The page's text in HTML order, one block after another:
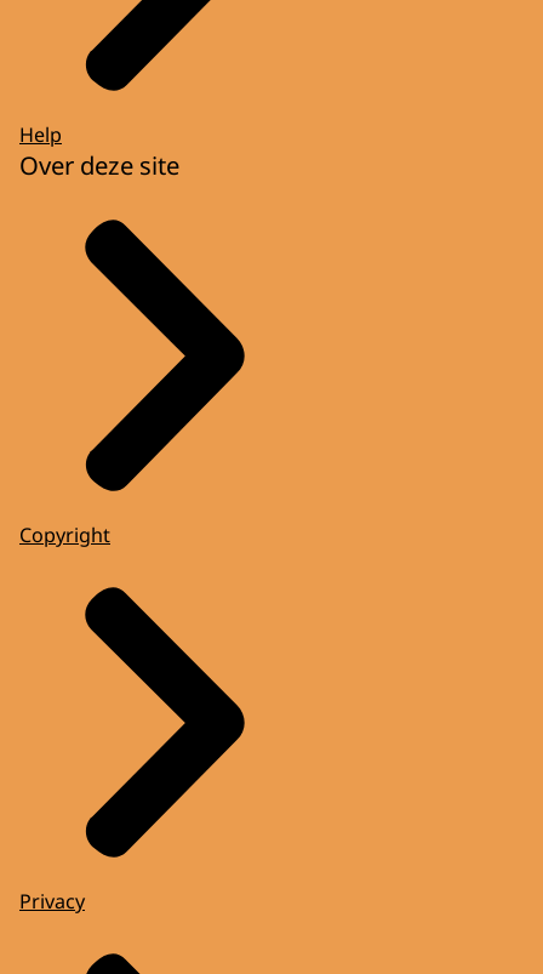
Help
Over deze site
Copyright
Privacy